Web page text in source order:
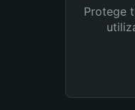
Protege